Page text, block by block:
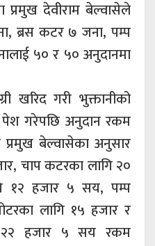
प्रमुख देवीराम बेल्वासेले
ब्रस कटर ७ जना, पम्प
५० र ५० अनुदानमा
खरिद गरी भुक्तानीको
पेश गरेपछि अनुदान रकम
बेल्वासेका अनुसार
चाप कटरका लागि २०
१२ हजार ५ सय, पम्प
लागि १५ हजार र
२२ हजार ५ सय रकम